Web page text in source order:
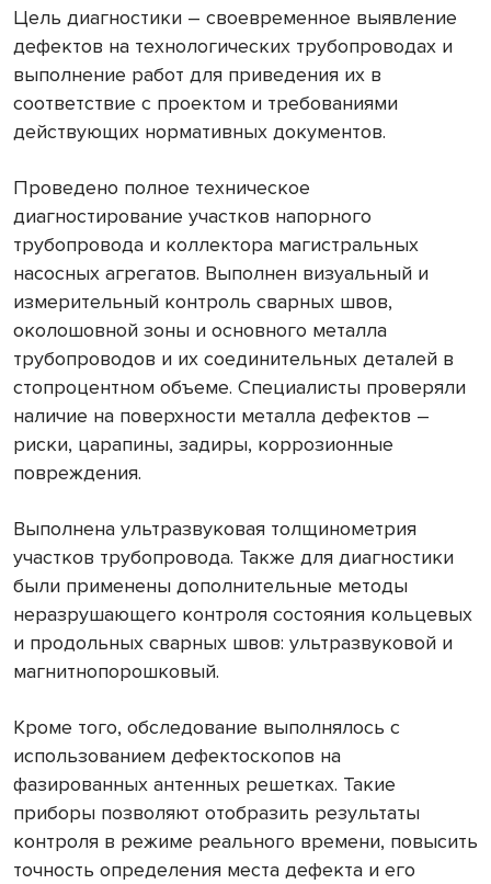
Цель диагностики – своевременное выявление
дефектов на технологических трубопроводах и
выполнение работ для приведения их в
соответствие с проектом и требованиями
действующих нормативных документов.
Проведено полное техническое
диагностирование участков напорного
трубопровода и коллектора магистральных
насосных агрегатов. Выполнен визуальный и
измерительный контроль сварных швов,
околошовной зоны и основного металла
трубопроводов и их соединительных деталей в
стопроцентном объеме. Специалисты проверяли
наличие на поверхности металла дефектов –
риски, царапины, задиры, коррозионные
повреждения.
Выполнена ультразвуковая толщинометрия
участков трубопровода. Также для диагностики
были применены дополнительные методы
неразрушающего контроля состояния кольцевых
и продольных сварных швов: ультразвуковой и
магнитнопорошковый.
Кроме того, обследование выполнялось с
использованием дефектоскопов на
фазированных антенных решетках. Такие
приборы позволяют отобразить результаты
контроля в режиме реального времени, повысить
точность определения места дефекта и его